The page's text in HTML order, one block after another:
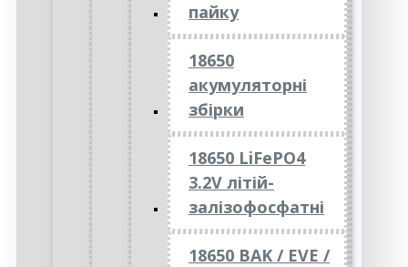
пайку
18650
акумуляторні
збірки
18650 LiFePO4
3.2V літій-
залізофосфатні
18650 BAK / EVE /